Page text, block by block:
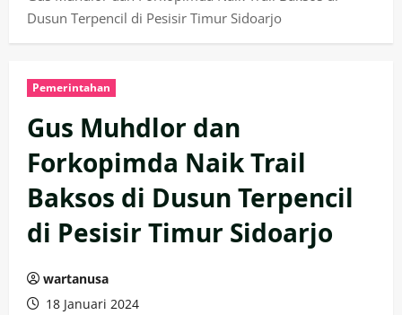
Dusun Terpencil di Pesisir Timur Sidoarjo
Pemerintahan
Gus Muhdlor dan
Forkopimda Naik Trail
Baksos di Dusun Terpencil
di Pesisir Timur Sidoarjo
wartanusa
18 Januari 2024